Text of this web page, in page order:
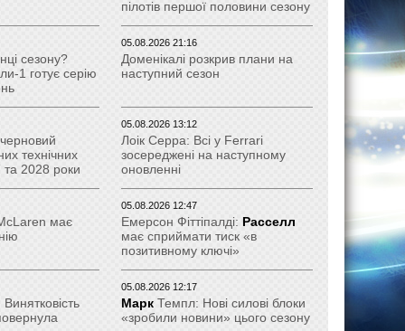
пілотів першої половини сезону
сезону?
1 готує серію
05.08.2026 21:16
Доменікалі розкрив плани на
наступний сезон
технічних
2028 роки
05.08.2026 13:12
Лоік Серра: Всі у Ferrari
зосереджені на наступному
оновленні
має
05.08.2026 12:47
Емерсон Фіттіпалді: Расселл
має сприймати тиск «в
позитивному ключі»
05.08.2026 12:17
Марк Темпл: Нові силові блоки
«зробили новини» цього сезону